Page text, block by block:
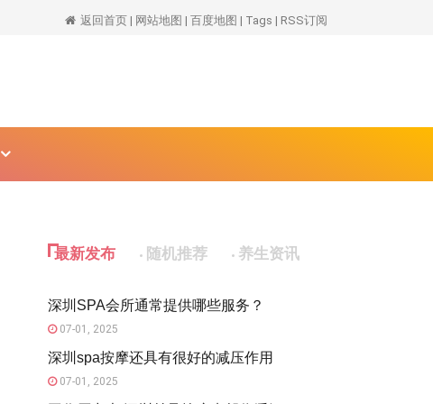
返回首页 | 网站地图 | 百度地图 | Tags | RSS订阅
最新发布 随机推荐 养生资讯
深圳SPA会所通常提供哪些服务？
07-01, 2025
深圳spa按摩还具有很好的减压作用
07-01, 2025